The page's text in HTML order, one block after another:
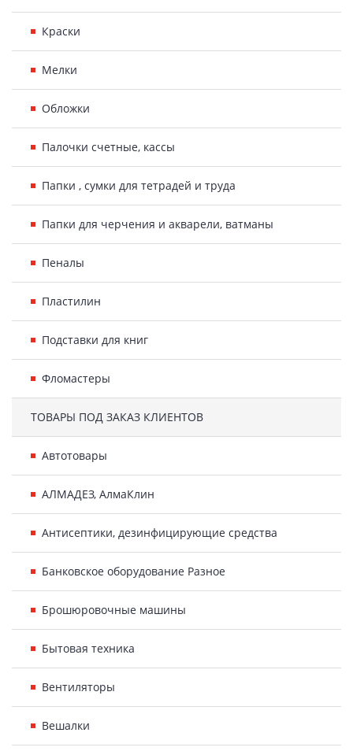
Краски
Мелки
Обложки
Палочки счетные, кассы
Папки , сумки для тетрадей и труда
Папки для черчения и акварели, ватманы
Пеналы
Пластилин
Подставки для книг
Фломастеры
ТОВАРЫ ПОД ЗАКАЗ КЛИЕНТОВ
Автотовары
АЛМАДЕЗ, АлмаКлин
Антисептики, дезинфицирующие средства
Банковское оборудование Разное
Брошюровочные машины
Бытовая техника
Вентиляторы
Вешалки